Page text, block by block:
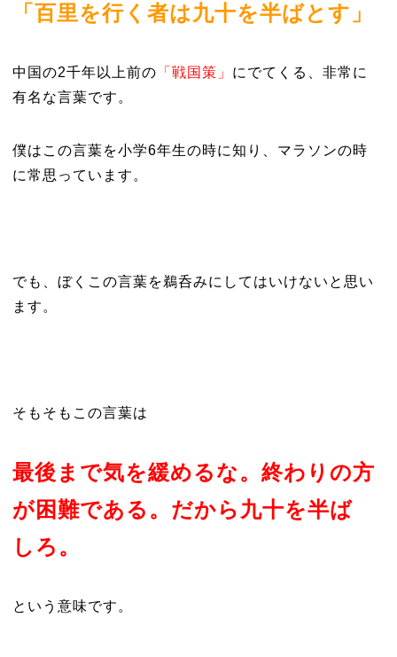
「百里を行く者は九十を半ばとす」
中国の2千年以上前の 「戦国策」 にでてくる、非常に
有名な言葉です。
僕はこの言葉を小学6年生の時に知り、マラソンの時
に常思っています。
でも、ぼくこの言葉を鵜呑みにしてはいけないと思い
ます。
そもそもこの言葉は
最後まで気を緩めるな。終わりの方
が困難である。だから九十を半ば
しろ。
という意味です。